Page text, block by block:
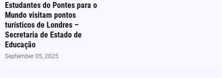
Estudantes do Pontes para o
Mundo visitam pontos
turísticos de Londres –
Secretaria de Estado de
Educação
September 05, 2025